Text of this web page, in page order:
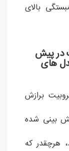
بالای
در پیش
های
برازش
بینی شده
هرچقدر که